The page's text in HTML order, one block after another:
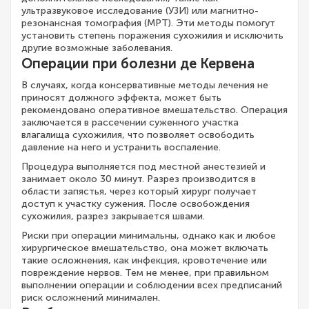
ультразвуковое исследование (УЗИ) или магнитно-
резонансная томография (МРТ). Эти методы помогут
установить степень поражения сухожилия и исключить
другие возможные заболевания.
Операции при болезни де Кервена
В случаях, когда консервативные методы лечения не
приносят должного эффекта, может быть
рекомендовано оперативное вмешательство. Операция
заключается в рассечении суженного участка
влагалища сухожилия, что позволяет освободить
давление на него и устранить воспаление.
Процедура выполняется под местной анестезией и
занимает около 30 минут. Разрез производится в
области запястья, через который хирург получает
доступ к участку сужения. После освобождения
сухожилия, разрез закрывается швами.
Риски при операции минимальны, однако как и любое
хирургическое вмешательство, она может включать
такие осложнения, как инфекция, кровотечение или
повреждение нервов. Тем не менее, при правильном
выполнении операции и соблюдении всех предписаний
риск осложнений минимален.